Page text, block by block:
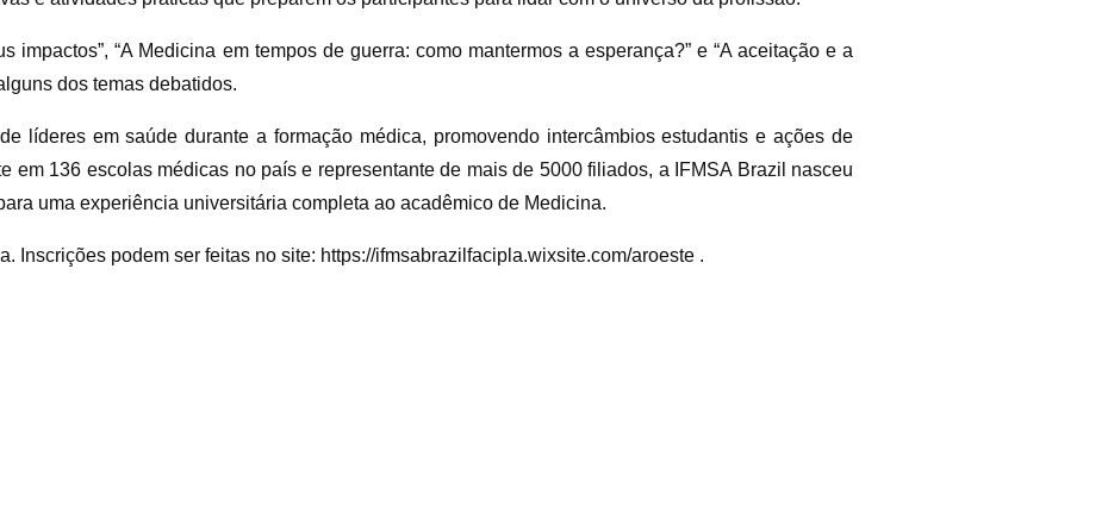
“A Medicina em tempos de guerra: como mantermos a esperança?” e “A aceitação e a
dos temas debatidos.
líderes em saúde durante a formação médica, promovendo intercâmbios estudantis e ações de
em 136 escolas médicas no país e representante de mais de 5000 filiados, a IFMSA Brazil nasceu
uma experiência universitária completa ao acadêmico de Medicina.
Inscrições podem ser feitas no site: https://ifmsabrazilfacipla.wixsite.com/aroeste .